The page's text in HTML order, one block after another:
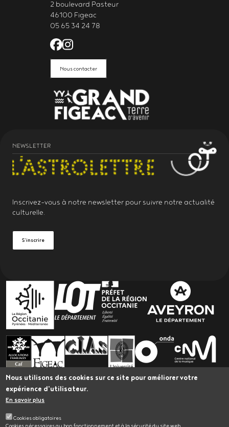
Nous utilisons des cookies sur ce site pour améliorer votre
expérience d'utilisateur.
En savoir plus
Cookies obligatoires
Cookies nécessaires au bon fonctionnement et à la sécurité du site web
2 boulevard Pasteur
46100 Figeac
05 65 34 24 78
Facebook de l'Astrolabe Grand
Instagram de l'Astrolabe Grand
Nous contacter
NEWSLETTER
Inscrivez-vous à notre newsletter pour suivre notre actualité
culturelle.
S'inscrire
PARTENAIRES